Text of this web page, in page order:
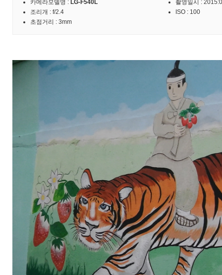
카메라모델명 : LG-F540L
촬영일시 :
조리개 : f/2.4
ISO : 100
초점거리 : 3mm